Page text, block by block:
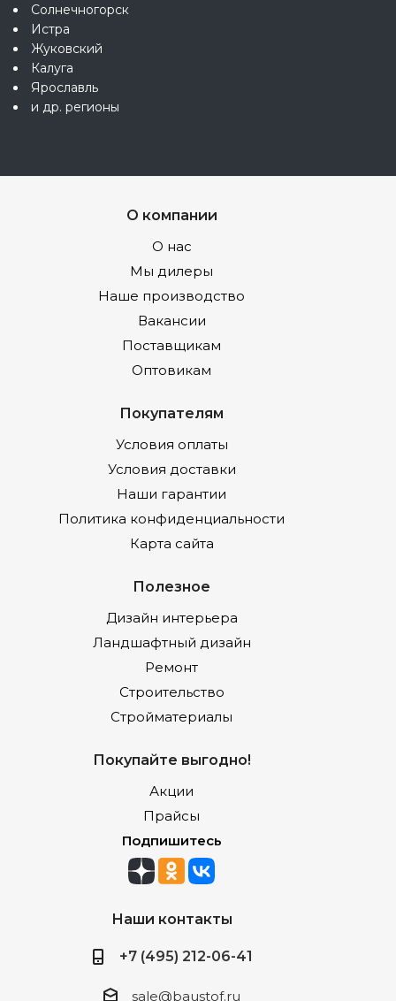
Солнечногорск
Истра
Жуковский
Калуга
Ярославль
и др. регионы
О компании
О нас
Мы дилеры
Наше производство
Вакансии
Поставщикам
Оптовикам
Покупателям
Условия оплаты
Условия доставки
Наши гарантии
Политика конфиденциальности
Карта сайта
Полезное
Дизайн интерьера
Ландшафтный дизайн
Ремонт
Строительство
Стройматериалы
Покупайте выгодно!
Акции
Прайсы
Подпишитесь
Наши контакты
+7 (495) 212-06-41
sale@baustof.ru